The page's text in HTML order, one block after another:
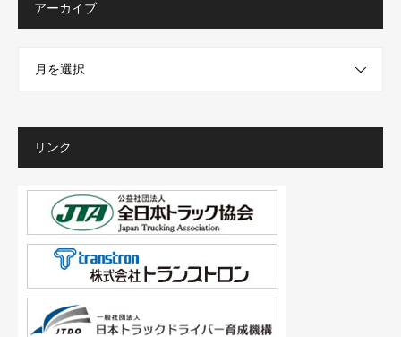
アーカイブ
月を選択
リンク